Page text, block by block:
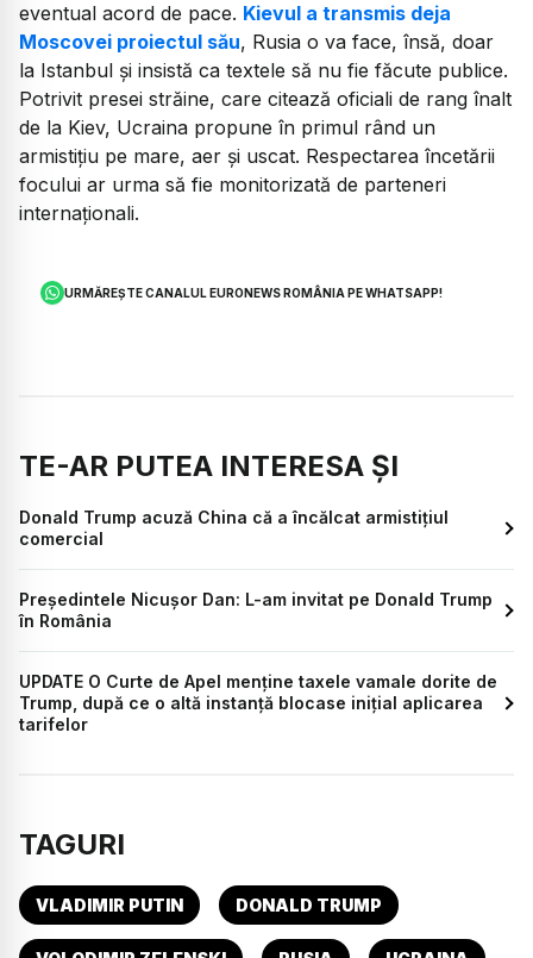
eventual acord de pace. Kievul a transmis deja
Moscovei proiectul său, Rusia o va face, însă, doar
la Istanbul și insistă ca textele să nu fie făcute publice.
Potrivit presei străine, care citează oficiali de rang înalt
de la Kiev, Ucraina propune în primul rând un
armistițiu pe mare, aer și uscat. Respectarea încetării
focului ar urma să fie monitorizată de parteneri
internaționali.
URMĂREȘTE CANALUL EURONEWS ROMÂNIA PE WHATSAPP!
TE-AR PUTEA INTERESA ȘI
Donald Trump acuză China că a încălcat armistițiul
comercial
Președintele Nicușor Dan: L-am invitat pe Donald Trump
în România
UPDATE O Curte de Apel menține taxele vamale dorite de
Trump, după ce o altă instanță blocase inițial aplicarea
tarifelor
TAGURI
VLADIMIR PUTIN DONALD TRUMP